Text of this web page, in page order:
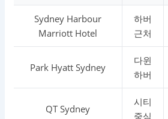
Sydney Harbour
Marriott Hotel
하버
근처
Park Hyatt Sydney
다윈
하버
QT Sydney
시티
중심